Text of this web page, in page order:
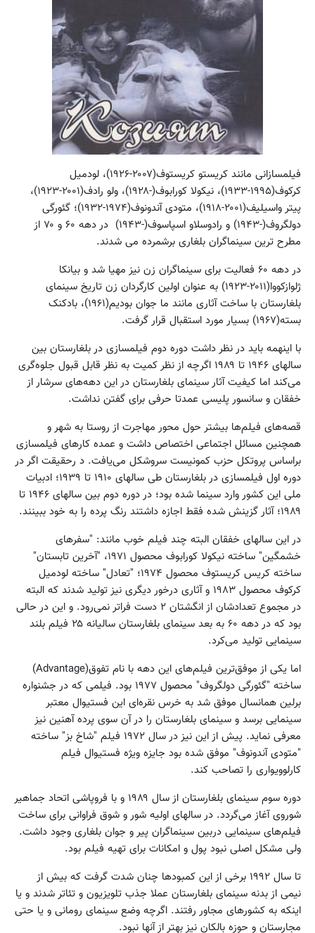
فیلمسازانی مانند کریستو کریستوف(۲۰۰۷-۱۹۲۶)، لودمیل
کرکوف(۱۹۹۵-۱۹۳۳)، نیکولا کورابوف(-۱۹۲۸)، ولو رادف(۲۰۰۱-۱۹۲۳)،
پیتر واسیلیف(۲۰۰۱-۱۹۱۸)، متودی آندونوف(۱۹۷۴-۱۹۳۲)؛ گئورگی
دولگروف(-۱۹۴۳) و رادوسلاو اسپاسوف(-۱۹۴۳) در دهه ۶۰ و ۷۰ از
مطرح ترین سینماگران بلغاری برشمرده می شدند.
در دهه ۶۰ فعالیت برای سینماگران زن نیز مهیا شد و بیانکا
ژلوازکووا(۲۰۱۱-۱۹۲۳) به عنوان اولین کارگردان زن تاریخ سینمای
بلغارستان با ساخت آثاری مانند ما جوان بودیم(۱۹۶۱)، بادکنک
بسته(۱۹۶۷) بسیار مورد استقبال قرار گرفت.
با اینهمه باید در نظر داشت دوره دوم فیلمسازی در بلغارستان بین
سالهای ۱۹۴۶ تا ۱۹۸۹ اگرچه از نظر کمیت به نظر قابل قبول جلوه‌گری
می‌کند اما کیفیت آثار سینمای بلغارستان در این دهه‌های سرشار از
خفقان و سانسور پلیسی عمدتا حرفی برای گفتن نداشت.
قصه‌های فیلم‌ها بیشتر حول محور مهاجرت از روستا به شهر و
همچنین مسائل اجتماعی اختصاص داشت و عمده کارهای فیلمسازی
براساس پروتکل حزب کمونیست سروشکل می‌یافت. د رحقیقت اگر در
دوره اول فیلمسازی در بلغارستان طی سالهای ۱۹۱۰ تا ۱۹۳۹؛ ادبیات
ملی این کشور وارد سینما شده بود؛ در دوره دوم بین سالهای ۱۹۴۶ تا
۱۹۸۹؛ آثار گزینش شده فقط اجازه داشتند رنگ پرده را به خود ببینند.
در این سالهای خفقان البته چند فیلم خوب مانند: "سفرهای
خشمگین" ساخته نیکولا کورابوف محصول ۱۹۷۱، "آخرین تابستان"
ساخته کریس کریستوف محصول ۱۹۷۴؛ "تعادل" ساخته لودمیل
کرکوف محصول ۱۹۸۳ و آثاری درخور دیگری نیز تولید شدند که البته
در مجموع تعدادشان از انگشتان ۲ دست فراتر نمی‌رود. و این در حالی
بود که در دهه ۶۰ به بعد سینمای بلغارستان سالیانه ۲۵ فیلم بلند
سینمایی تولید می‌کرد.
اما یکی از موفق‌ترین فیلم‌های این دهه با نام تفوق(Advantage)
ساخته "گئورگی دولگروف" محصول ۱۹۷۷ بود. فیلمی که در جشنواره
برلین همانسال موفق شد به خرس نقره‌ای این فستیوال معتبر
سینمایی برسد و سینمای بلغارستان را در آن سوی پرده آهنین نیز
معرفی نماید. پیش از این نیز در سال ۱۹۷۲ فیلم "شاخ بز" ساخته
"متودی آندونوف" موفق شده بود جایزه ویژه فستیوال فیلم
کارلوویواری را تصاحب کند.
دوره سوم سینمای بلغارستان از سال ۱۹۸۹ و با فروپاشی اتحاد جماهیر
شوروی آغاز می‌گردد. در سالهای اولیه شور و شوق فراوانی برای ساخت
فیلم‌های سینمایی دربین سینماگران پیر و جوان بلغاری وجود داشت.
ولی مشکل اصلی نبود پول و امکانات برای تهیه فیلم بود.
تا سال ۱۹۹۲ برخی از این کمبودها چنان شدت گرفت که بیش از
نیمی از بدنه سینمای بلغارستان عملا جذب تلویزیون و تئاتر شدند و یا
اینکه به کشورهای مجاور رفتند. اگرچه وضع سینمای رومانی و یا حتی
مجارستان و حوزه بالکان نیز بهتر از آنها نبود.